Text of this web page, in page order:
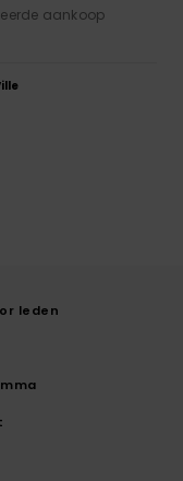
aankoop
leden